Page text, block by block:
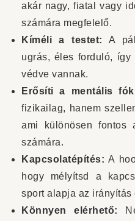
akár nagy, fiatal vagy
számára megfelelő.
Kíméli a testet: A
ugrás, éles forduló,
védve vannak.
Erősíti a mentális
fizikailag, hanem
ami különösen fontos
számára.
Kapcsolatépítés: A
hogy mélyítsd a
sport alapja az irányítás
Könnyen elérhető: